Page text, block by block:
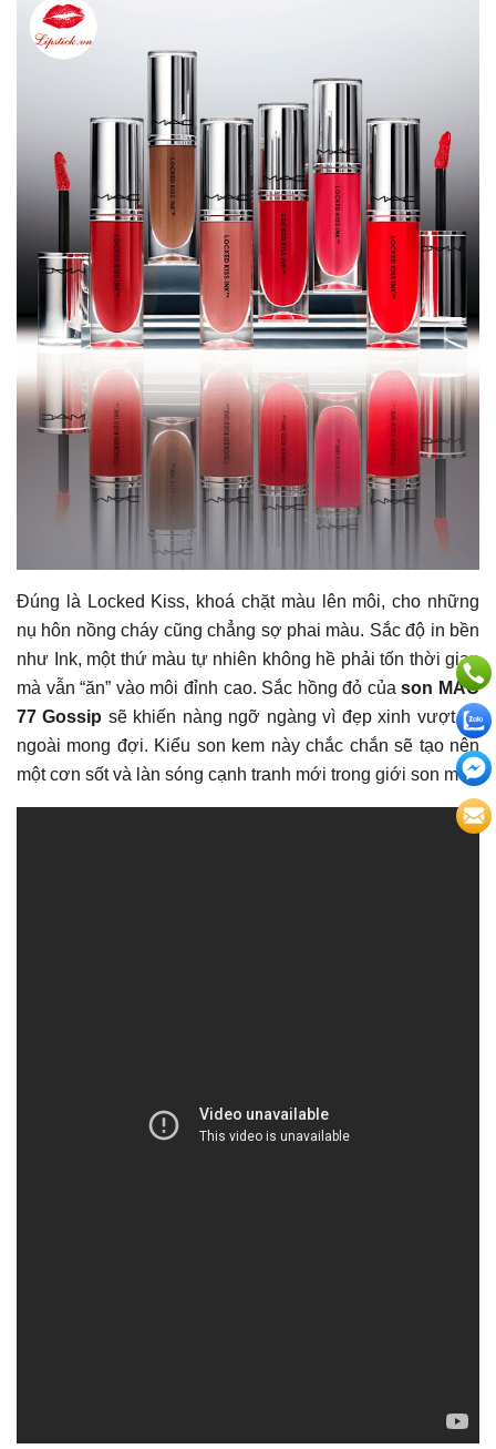
Đúng là Locked Kiss, khoá chặt màu lên môi, cho những
nụ hôn nồng cháy cũng chẳng sợ phai màu. Sắc độ in bền
như Ink, một thứ màu tự nhiên không hề phải tốn thời gian
mà vẫn “ăn” vào môi đỉnh cao. Sắc hồng đỏ của son MAC
77 Gossip sẽ khiến nàng ngỡ ngàng vì đẹp xinh vượt cả
ngoài mong đợi. Kiểu son kem này chắc chắn sẽ tạo nên
một cơn sốt và làn sóng cạnh tranh mới trong giới son môi.